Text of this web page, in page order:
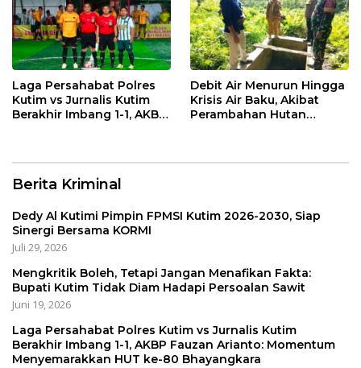
Laga Persahabat Polres
Kutim vs Jurnalis Kutim
Berakhir Imbang 1-1, AKBP
Debit Air Menurun Hingga
Krisis Air Baku, Akibat
Perambahan Hutan
Berita Kriminal
Dedy Al Kutimi Pimpin FPMSI Kutim 2026-2030, Siap
Sinergi Bersama KORMI
Juli 29, 2026
Mengkritik Boleh, Tetapi Jangan Menafikan Fakta:
Bupati Kutim Tidak Diam Hadapi Persoalan Sawit
Juni 19, 2026
Laga Persahabat Polres Kutim vs Jurnalis Kutim
Berakhir Imbang 1-1, AKBP Fauzan Arianto: Momentum
Menyemarakkan HUT ke-80 Bhayangkara